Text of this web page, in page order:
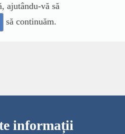
ajutându-vă să
să continuăm.
informații